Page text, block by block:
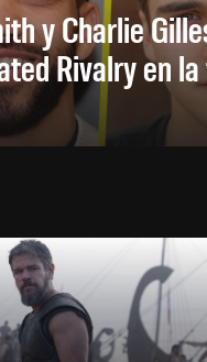
y Charlie
Rivalry en